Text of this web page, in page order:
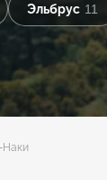
Эльбрус 11
Наки